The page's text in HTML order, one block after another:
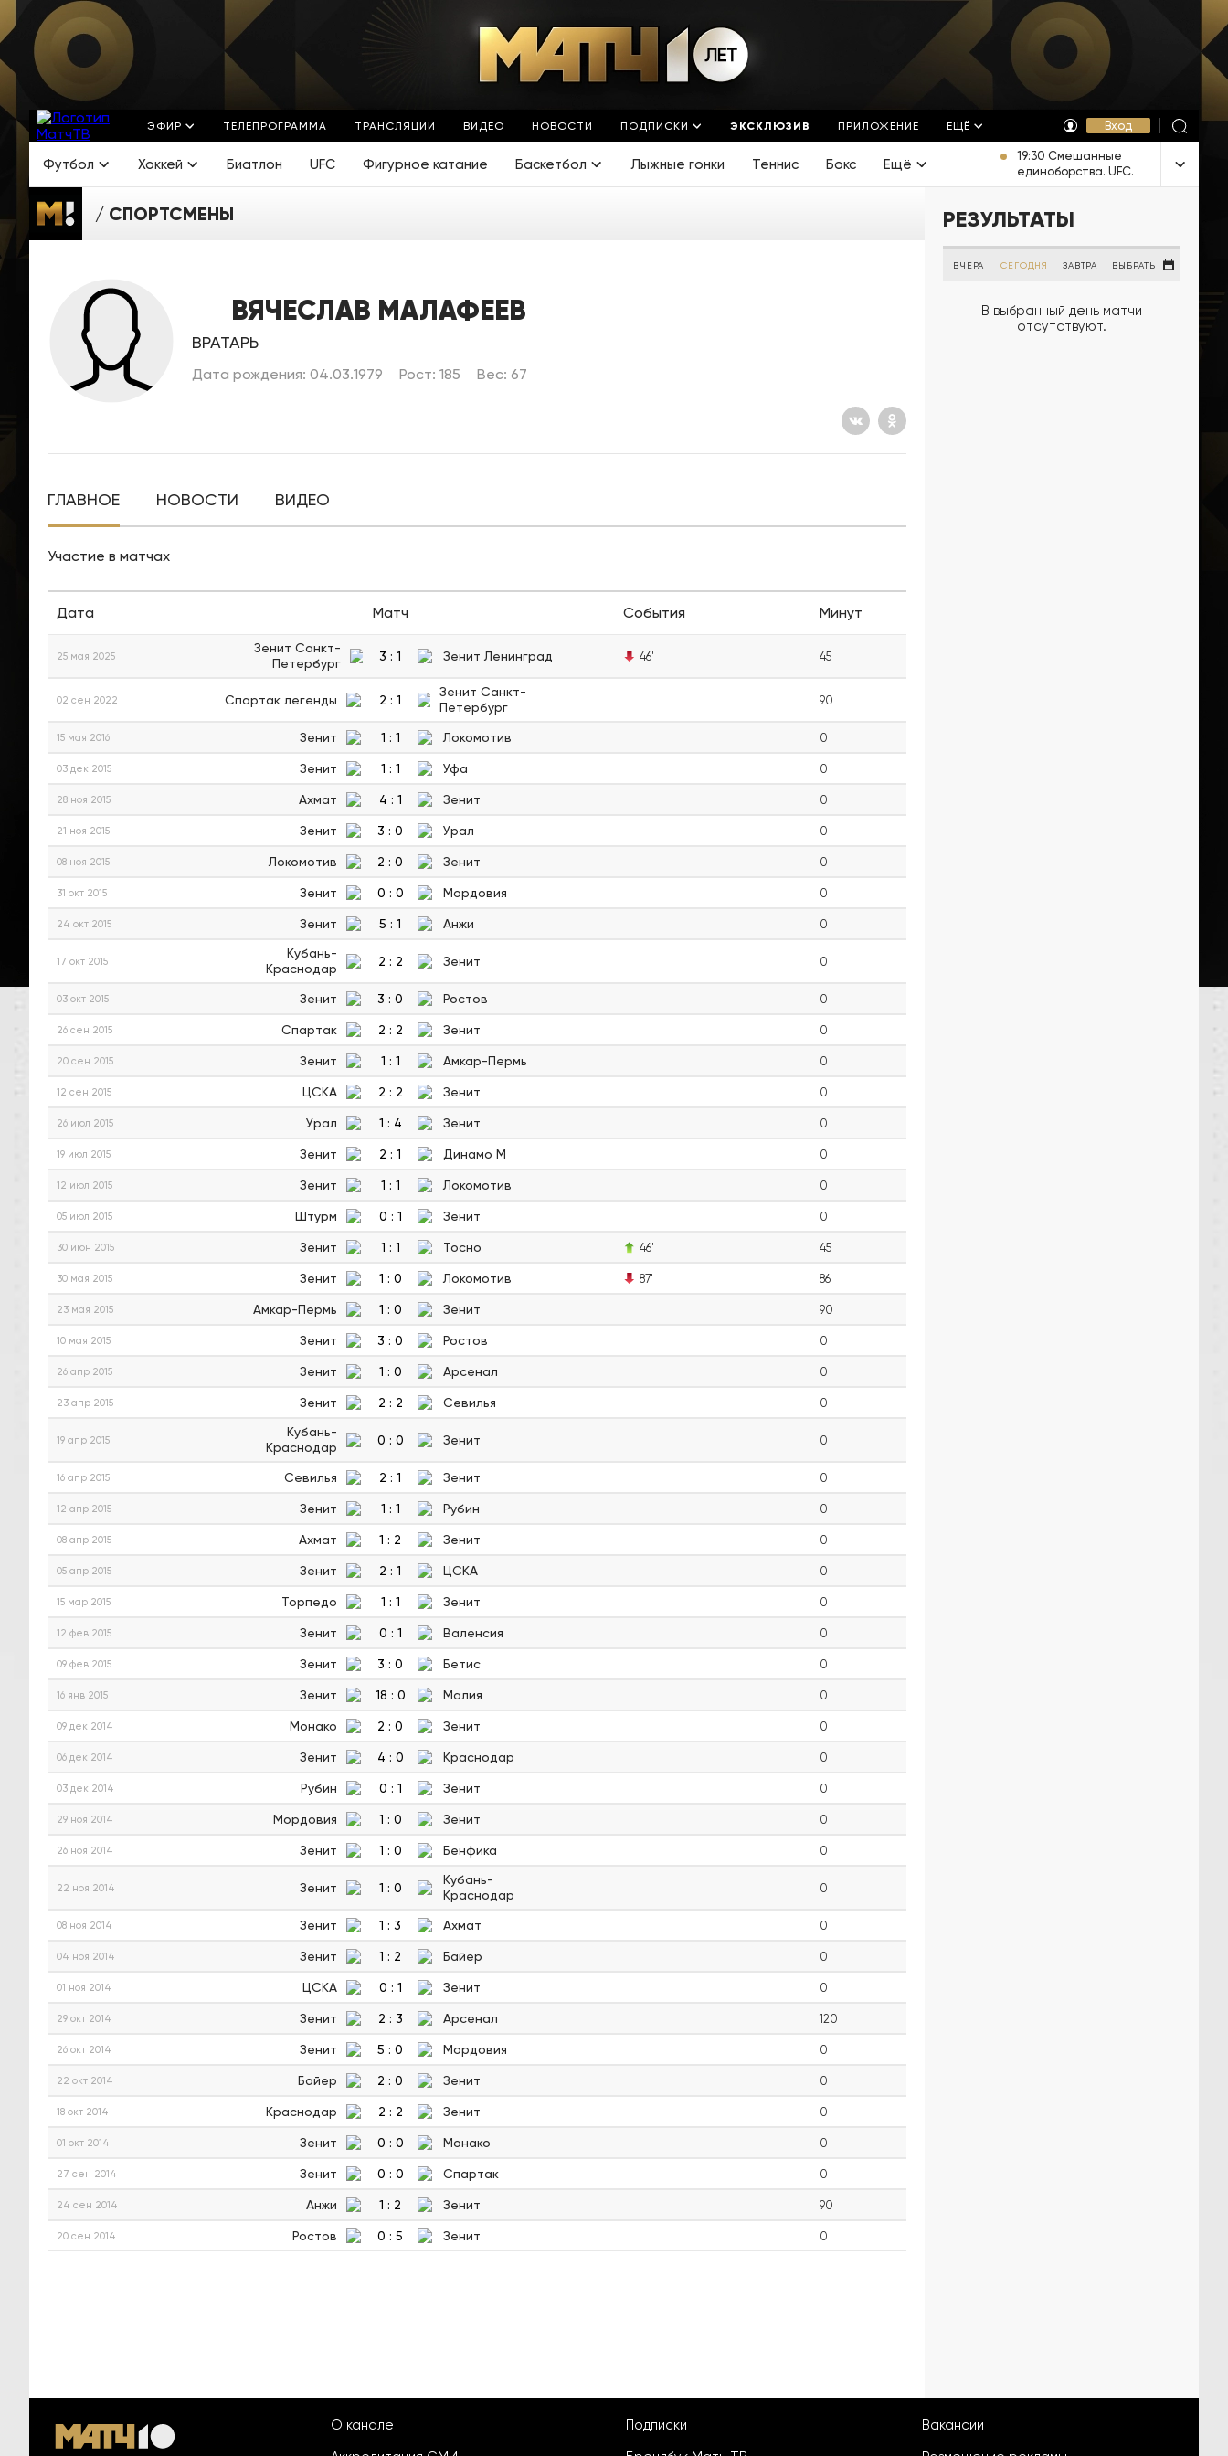
ЭФИР ТЕЛЕПРОГРАММА ТРАНСЛЯЦИИ ВИДЕО НОВОСТИ ПОДПИСКИ ЭКСКЛЮЗИВ ПРИЛОЖЕНИЕ ЕЩЁ Вход
Футбол Хоккей Биатлон UFC Фигурное катание Баскетбол Лыжные гонки Теннис Бокс Ещё
19:30 Смешанные
единоборства. UFC.
Александр
Диего Лопеса.
Австралии [16+]
СПОРТСМЕНЫ
ВЯЧЕСЛАВ МАЛАФЕЕВ
ВРАТАРЬ
Дата рождения: 04.03.1979 Рост: 185 Вес: 67
ГЛАВНОЕ НОВОСТИ ВИДЕО
Участие в матчах
Дата Матч События Минут
25 мая 2025
Зенит Санкт-
Петербург
3 : 1 Зенит Ленинград 46' 45
02 сен 2022 Спартак легенды 2 : 1
Зенит Санкт-
Петербург
90
15 мая 2016 Зенит 1 : 1 Локомотив 0
03 дек 2015 Зенит 1 : 1 Уфа 0
28 ноя 2015 Ахмат 4 : 1 Зенит 0
21 ноя 2015 Зенит 3 : 0 Урал 0
08 ноя 2015 Локомотив 2 : 0 Зенит 0
31 окт 2015 Зенит 0 : 0 Мордовия 0
24 окт 2015 Зенит 5 : 1 Анжи 0
17 окт 2015
Кубань-
Краснодар
2 : 2 Зенит 0
03 окт 2015 Зенит 3 : 0 Ростов 0
26 сен 2015 Спартак 2 : 2 Зенит 0
20 сен 2015 Зенит 1 : 1 Амкар-Пермь 0
12 сен 2015 ЦСКА 2 : 2 Зенит 0
26 июл 2015 Урал 1 : 4 Зенит 0
19 июл 2015 Зенит 2 : 1 Динамо М 0
12 июл 2015 Зенит 1 : 1 Локомотив 0
05 июл 2015 Штурм 0 : 1 Зенит 0
30 июн 2015 Зенит 1 : 1 Тосно 46' 45
30 мая 2015 Зенит 1 : 0 Локомотив 87' 86
23 мая 2015 Амкар-Пермь 1 : 0 Зенит 90
10 мая 2015 Зенит 3 : 0 Ростов 0
26 апр 2015 Зенит 1 : 0 Арсенал 0
23 апр 2015 Зенит 2 : 2 Севилья 0
19 апр 2015
Кубань-
Краснодар
0 : 0 Зенит 0
16 апр 2015 Севилья 2 : 1 Зенит 0
12 апр 2015 Зенит 1 : 1 Рубин 0
08 апр 2015 Ахмат 1 : 2 Зенит 0
05 апр 2015 Зенит 2 : 1 ЦСКА 0
15 мар 2015 Торпедо 1 : 1 Зенит 0
12 фев 2015 Зенит 0 : 1 Валенсия 0
09 фев 2015 Зенит 3 : 0 Бетис 0
16 янв 2015 Зенит 18 : 0 Малия 0
09 дек 2014 Монако 2 : 0 Зенит 0
06 дек 2014 Зенит 4 : 0 Краснодар 0
03 дек 2014 Рубин 0 : 1 Зенит 0
29 ноя 2014 Мордовия 1 : 0 Зенит 0
26 ноя 2014 Зенит 1 : 0 Бенфика 0
22 ноя 2014 Зенит 1 : 0
Кубань-
Краснодар
0
08 ноя 2014 Зенит 1 : 3 Ахмат 0
04 ноя 2014 Зенит 1 : 2 Байер 0
01 ноя 2014 ЦСКА 0 : 1 Зенит 0
29 окт 2014 Зенит 2 : 3 Арсенал 120
26 окт 2014 Зенит 5 : 0 Мордовия 0
22 окт 2014 Байер 2 : 0 Зенит 0
18 окт 2014 Краснодар 2 : 2 Зенит 0
01 окт 2014 Зенит 0 : 0 Монако 0
27 сен 2014 Зенит 0 : 0 Спартак 0
24 сен 2014 Анжи 1 : 2 Зенит 90
20 сен 2014 Ростов 0 : 5 Зенит 0
РЕЗУЛЬТАТЫ
ВЧЕРА СЕГОДНЯ ЗАВТРА ВЫБРАТЬ
В выбранный день матчи
отсутствуют.
О канале
Подписки
Вакансии